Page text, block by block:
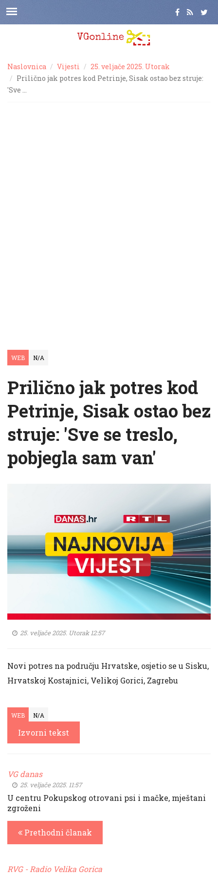
Naslovnica Vijesti
25. veljače 2025. Utorak
Prilično jak potres kod Petrinje, Sisak ostao bez struje:
'Sve …
WEB N/A
Prilično jak potres kod
Petrinje, Sisak ostao bez
struje: 'Sve se treslo,
pobjegla sam van'
25. veljače 2025. Utorak 12:57
Novi potres na području Hrvatske, osjetio se u Sisku,
Hrvatskoj Kostajnici, Velikoj Gorici, Zagrebu
WEB N/A
Izvorni tekst
VG danas
25. veljače 2025. 11:57
U centru Pokupskog otrovani psi i mačke, mještani
zgroženi
Prethodni članak
RVG - Radio Velika Gorica